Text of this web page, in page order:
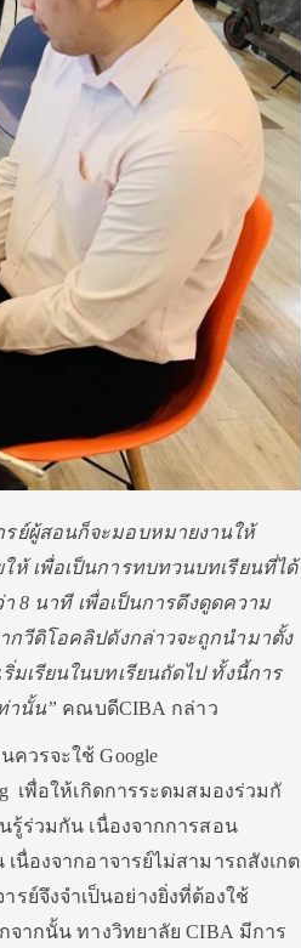
ย์ผู้สอนก็จะมอบหมายงานให้
ห้ เพื่อเป็นการทบทวนบทเรียนที่ได้
8 นาที เพื่อเป็นการดึงดูดความ
กวีดิโอคลิปดังกล่าวจะถูกนำมาตั้ง
มเรียนในบทเรียนถัดไป ทั้งนี้การ
านั้น” คณบดีCIBA กล่าว
ควรจะใช้Google
เพื่อให้เกิดการระดมสมองร่วมกั
รู้ร่วมกัน เนื่องจากการสอน
เนื่องจากอาจารย์ไม่สามารถสังเกต
รย์จึงจำเป็นอย่างยิ่งที่ต้องใช้
จากนั้น ทางวิทยาลัยCIBA มีการ